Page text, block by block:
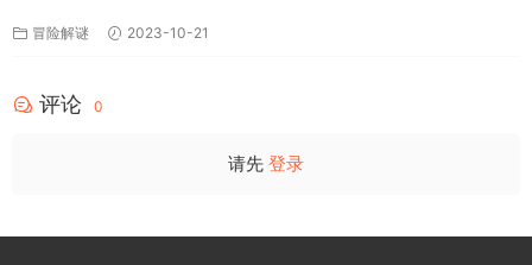
冒险解谜 2023-10-21
评论 0
请先 登录